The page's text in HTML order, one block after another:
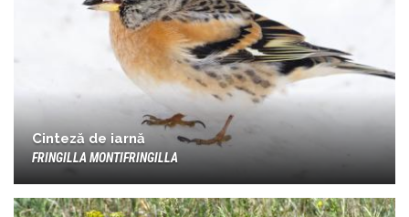
Cinteză de iarnă
FRINGILLA MONTIFRINGILLA